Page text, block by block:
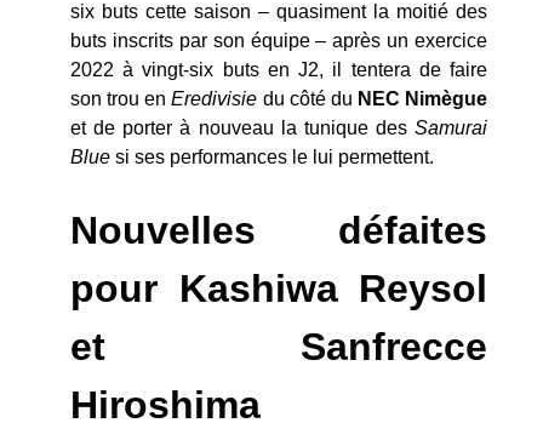
six buts cette saison – quasiment la moitié des
buts inscrits par son équipe – après un exercice
2022 à vingt-six buts en J2, il tentera de faire
son trou enEredivisie du côté du NEC Nimègue
et de porter à nouveau la tunique des Samurai
Blue si ses performances le lui permettent.
Nouvelles défaites
pour Kashiwa Reysol
et Sanfrecce
Hiroshima